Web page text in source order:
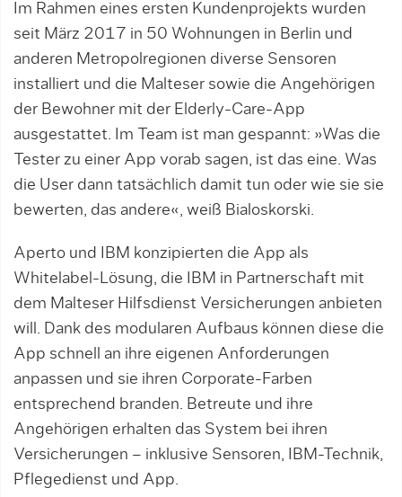
Im Rahmen eines ersten Kundenprojekts wurden
seit März 2017 in 50 Wohnungen in Berlin und
anderen Metropolregionen diverse Sensoren
installiert und die Malteser sowie die Angehörigen
der Bewohner mit der Elderly-Care-App
ausgestattet. Im Team ist man gespannt: »Was die
Tester zu einer App vorab sagen, ist das eine. Was
die User dann tatsächlich damit tun oder wie sie sie
bewerten, das andere«, weiß Bialoskorski.
Aperto und IBM konzipierten die App als
Whitelabel-Lösung, die IBM in Partnerschaft mit
dem Malteser Hilfsdienst Versicherungen anbieten
will. Dank des modularen Aufbaus können diese die
App schnell an ihre eigenen Anforderungen
anpassen und sie ihren Corporate-Farben
entsprechend branden. Betreute und ihre
Angehörigen erhalten das System bei ihren
Versicherungen – inklusive Sensoren, IBM-Technik,
Pflegedienst und App.